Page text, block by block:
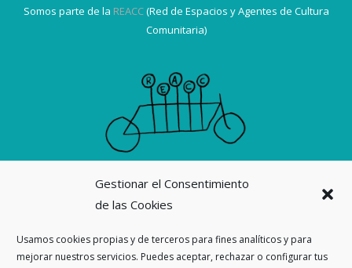
Gestionar el Consentimiento
de las Cookies
Usamos cookies propias y de terceros para fines analíticos y para
mejorar nuestros servicios. Puedes aceptar, rechazar o configurar tus
Somos parte de la REACC(Red de Espacios y Agentes de Cultura
Comunitaria)
Suscribirme a la revista La Ortiga
Nuestras revistas